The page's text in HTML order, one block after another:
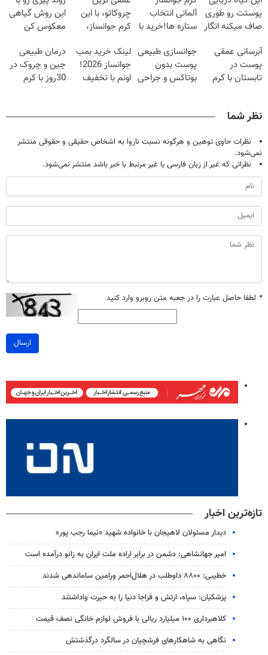
پوستت رو طوری
صاف میکنه انگار
شدی🔥
آلمانی انتخاب
ستاره ها!خرید با
چروکاتو، با این
کرم جوانساز،
تخفیف سفارش
فوری)
این روش گیاهی
معکوس کن
آبرسانی عمقی
پوست در
تابستان با کرم
جوانسازی طبیعی
پوست بدون
بوتاکس و جراحی
لینک خرید بمب
جوانساز 2026!
اونم با تخفیف
درمان طبیعی
چین و چروک در
30روز با کرم
نظر شما
نظرات حاوی توهین و هرگونه نسبت ناروا به اشخاص حقیقی و حقوقی منتشر
نمی‌شود.
نظراتی که غیر از زبان فارسی یا غیر مرتبط با خبر باشد منتشر نمی‌شود.
* لطفا حاصل عبارت را در جعبه متن روبرو وارد کنید
ارسال
تازه‌ترین اخبار
دیدار مسئولان لاهیجان با خانواده شهید «نیما رجب پور»
امیر جهانشاهی: دشمن در برابر اراده ملت ایران به زانو درآمده است
خطیبی: ۸۸۰۰ داوطلب در هلال‌احمر ورامین ساماندهی شدند
پزشکیان: سپاه، ارتش و فراجا دنیا را به حیرت واداشتند
کلاهبرداری ۱۰۰ میلیارد ریالی با فروش لوازم خانگی نصف قیمت
نگاهی به شاهکارهای فرشچیان در سالگرد درگذشتش